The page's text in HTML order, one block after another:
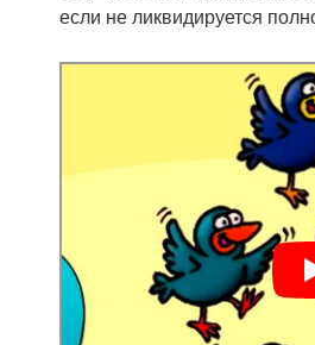
если не ликвидируется